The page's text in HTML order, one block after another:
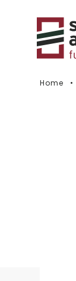
Home